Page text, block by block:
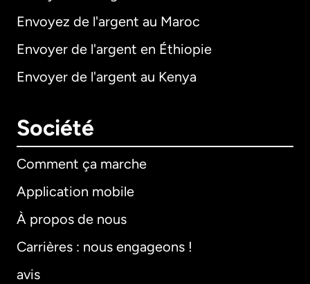
Envoyez de l'argent au Maroc
Envoyer de l'argent en Éthiopie
Envoyer de l'argent au Kenya
Société
Comment ça marche
Application mobile
À propos de nous
Carrières : nous engageons !
avis